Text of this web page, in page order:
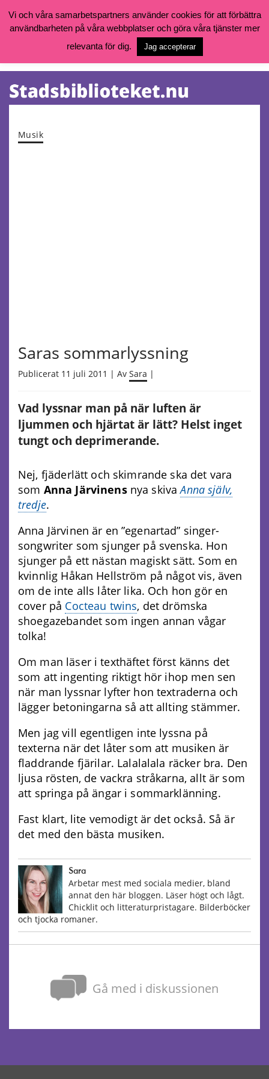
Vill du söka böcker, logga in på ditt bibliotekskonto eller nå övriga
goteborg.se/bibliotek
Öppettider, katalog och kontakt
Tjänster
Musik
Saras sommarlyssning
Publicerat 11 juli 2011 | Av Sara |
Vad lyssnar man på när luften är
ljummen och hjärtat är lätt? Helst inget
tungt och deprimerande.
Nej, fjäderlätt och skimrande ska det vara
som Anna Järvinensnya skivaAnna själv,
tredje.
Anna Järvinen är en ”egenartad” singer-
songwriter som sjunger på svenska. Hon
sjunger på ett nästan magiskt sätt. Som en
kvinnlig Håkan Hellström på något vis, även
om de inte alls låter lika. Och hon gör en
cover på Cocteau twins, det drömska
shoegazebandet som ingen annan vågar
tolka!
Om man läser i texthäftet först känns det
som att ingenting riktigt hör ihop men sen
när man lyssnar lyfter hon textraderna och
lägger betoningarna så att allting stämmer.
Men jag vill egentligen inte lyssna på
texterna när det låter som att musiken är
fladdrande fjärilar. Lalalalala räcker bra. Den
ljusa rösten, de vackra stråkarna, allt är som
att springa på ängar i sommarklänning.
Fast klart, lite vemodigt är det också. Så är
det med den bästa musiken.
Sara
Arbetar mest med sociala medier, bland
annat den här bloggen. Läser högt och lågt.
Chicklit och litteraturpristagare. Bilderböcker
och tjocka romaner.
Gå med i diskussionen
Vi och våra samarbetspartners använder cookies för att förbättra
användbarheten på våra webbplatser och göra våra tjänster mer
relevanta för dig.
Jag accepterar